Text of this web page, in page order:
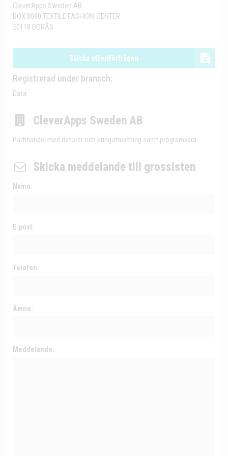
CleverApps Sweden AB
BOX 8080 TEXTILE FASHION CENTER
50118 BORÅS
Skicka offertförfrågan
Registrerad under bransch:
Data
CleverApps Sweden AB
Partihandel med datorer och kringutrustning samt programvara
Skicka meddelande till grossisten
Namn:
E-post:
Telefon:
Ämne:
Meddelande: